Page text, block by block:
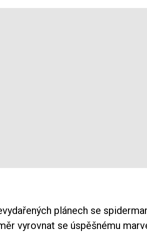
plánech se
vyrovnat se úspěšnému